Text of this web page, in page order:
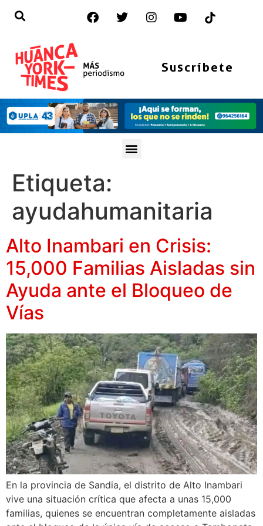
Suscríbete
Etiqueta:
ayudahumanitaria
Alto Inambari en Crisis:
15,000 Familias Aisladas sin
Ayuda ante el Bloqueo de
Vías
En la provincia de Sandia, el distrito de Alto Inambari
vive una situación crítica que afecta a unas 15,000
familias, quienes se encuentran completamente aisladas